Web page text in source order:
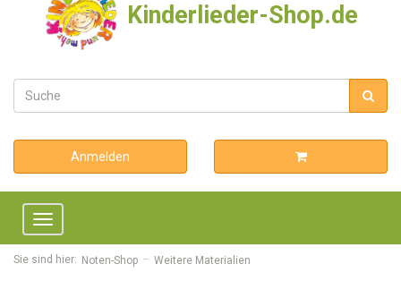
Kinderlieder-Shop.de
Anmelden
Toggle
navigation
Sie sind hier: Noten-Shop Weitere Materialien